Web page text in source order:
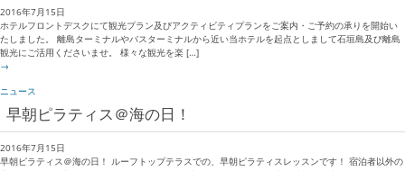
2016年7月15日
ホテルフロントデスクにて観光プラン及びアクティビティプランをご案内・ご予約の承りを開始い
たしました。 離島ターミナルやバスターミナルから近い当ホテルを起点としまして石垣島及び離島
観光にご活用くださいませ。 様々な観光を楽 […]
→
ニュース
早朝ピラティス＠海の日！
2016年7月15日
早朝ピラティス＠海の日！ ルーフトップテラスでの、早朝ピラティスレッスンです！ 宿泊者以外の